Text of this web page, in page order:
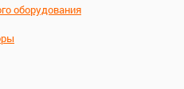
оборудования